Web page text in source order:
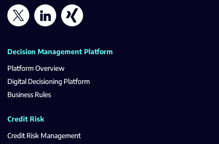
Decision Management Platform
Platform Overview
Digital Decisioning Platform
Business Rules
Credit Risk
Credit Risk Management